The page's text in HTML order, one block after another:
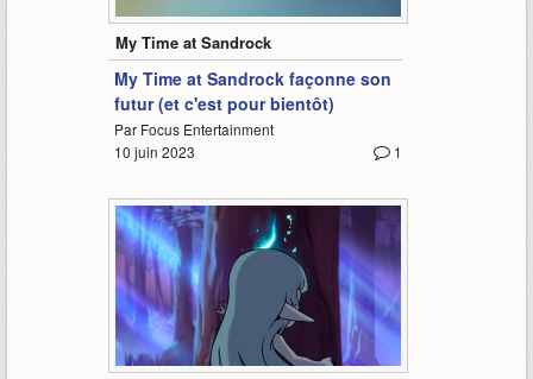
My Time at Sandrock
My Time at Sandrock façonne son
futur (et c'est pour bientôt)
Par Focus Entertainment
1
10 juin 2023
1:28